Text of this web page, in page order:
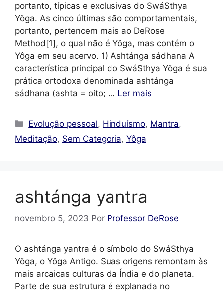
portanto, típicas e exclusivas do SwáSthya
Yôga. As cinco últimas são comportamentais,
portanto, pertencem mais ao DeRose
Method[1], o qual não é Yôga, mas contém o
Yôga em seu acervo. 1) Ashtánga sádhana A
característica principal do SwáSthya Yôga é sua
prática ortodoxa denominada ashtánga
sádhana (ashta = oito; … Ler mais
Categorias
Evolução pessoal, Hinduísmo, Mantra,
Meditação, Sem Categoria, Yôga
ashtánga yantra
novembro 5, 2023 Por Professor DeRose
O ashtánga yantra é o símbolo do SwáSthya
Yôga, o Yôga Antigo. Suas origens remontam às
mais arcaicas culturas da Índia e do planeta.
Parte de sua estrutura é explanada no